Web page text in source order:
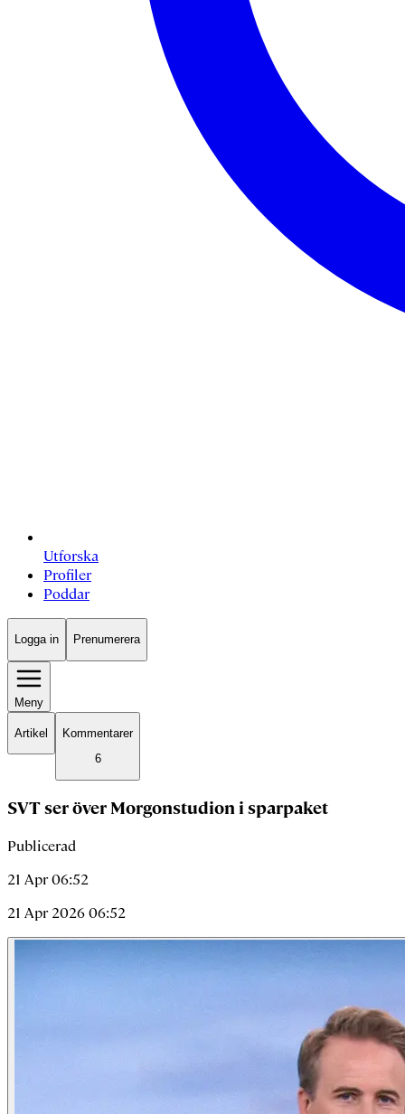
Utforska
Profiler
Poddar
Logga in Prenumerera
Meny
Artikel
Kommentarer
6
SVT ser över Morgonstudion i sparpaket
Publicerad
21 Apr 06:52
21 Apr 2026 06:52